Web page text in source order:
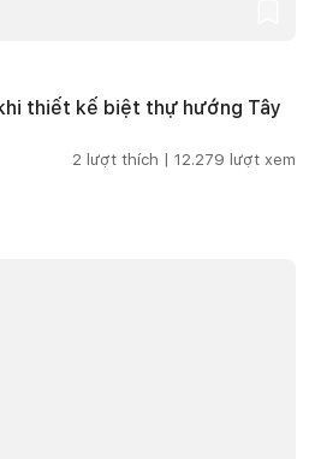
thiết kế biệt thự hướng Tây
2 lượt thích | 12.279 lượt xem